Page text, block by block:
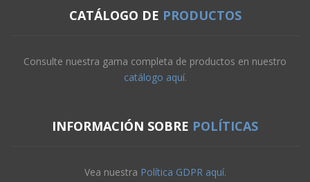
CATÁLOGO DE PRODUCTOS
Consulte nuestra gama completa de productos en nuestro
catálogo aquí.
INFORMACIÓN SOBRE POLÍTICAS
Vea nuestra Política GDPR aquí.